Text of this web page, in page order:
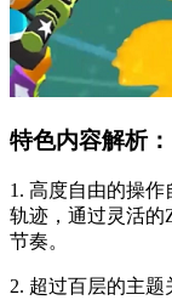
特色内容解析：
1. 高度自由的操
轨迹，通过灵活的
节奏。
2. 超过百层的主